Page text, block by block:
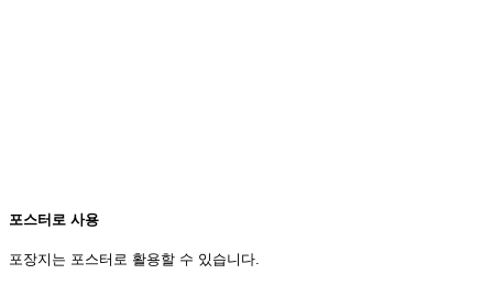
포스터로 사용
포장지는 포스터로 활용할 수 있습니다.